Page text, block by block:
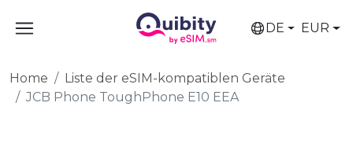
DE EUR
Home
Liste der eSIM-kompatiblen Geräte
JCB Phone ToughPhone E10 EEA